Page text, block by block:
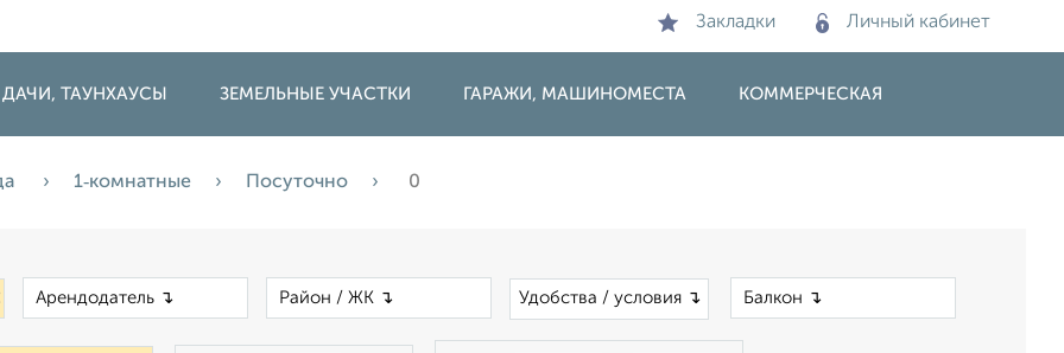
Закладки Личный кабинет
ТАУНХАУСЫ ЗЕМЕЛЬНЫЕ УЧАСТКИ ГАРАЖИ, МАШИНОМЕСТА КОММЕРЧЕСКАЯ
1‑комнатные Посуточно 0
Удобства / условия ↴